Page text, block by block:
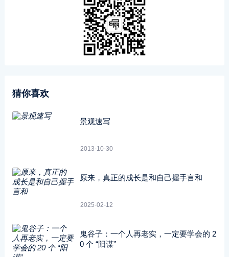
猜你喜欢
景观速写
2013-10-30
原来，真正的成长是和自己握手言和
2025-02-12
鬼谷子：一个人再老实，一定要学会的 2
0 个 “阳谋”